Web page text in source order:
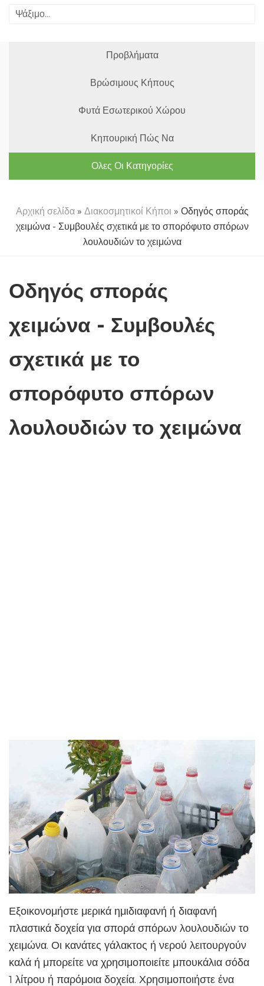
Προβλήματα
Βρώσιμους Κήπους
Φυτά Εσωτερικού Χώρου
Κηπουρική Πώς Να
Ολες Οι Κατηγορίες
Αρχική σελίδα» Διακοσμητικοί Κήποι » Οδηγός σποράς
χειμώνα - Συμβουλές σχετικά με το σπορόφυτο σπόρων
λουλουδιών το χειμώνα
Οδηγός σποράς
χειμώνα - Συμβουλές
σχετικά με το
σπορόφυτο σπόρων
λουλουδιών το χειμώνα
Εξοικονομήστε μερικά ημιδιαφανή ή διαφανή
πλαστικά δοχεία για σπορά σπόρων λουλουδιών το
χειμώνα. Οι κανάτες γάλακτος ή νερού λειτουργούν
καλά ή μπορείτε να χρησιμοποιείτε μπουκάλια σόδα
1 λίτρου ή παρόμοια δοχεία. Χρησιμοποιήστε ένα